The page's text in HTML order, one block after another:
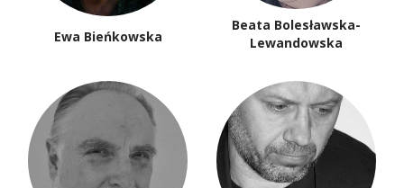
Ewa Bieńkowska
Beata Bolesławska-
Lewandowska